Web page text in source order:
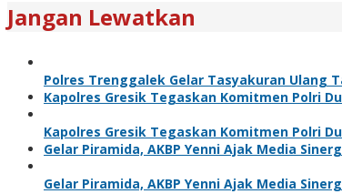
Jangan Lewatkan
Polres Trenggalek Gelar Tasyakuran Ulang
Kapolres Gresik Tegaskan Komitmen Polri
Kapolres Gresik Tegaskan Komitmen Polri
Gelar Piramida, AKBP Yenni Ajak Media
Gelar Piramida, AKBP Yenni Ajak Media